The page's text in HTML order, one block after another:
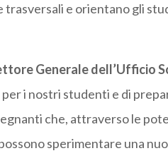
e orientano gli
Generale dell’Ufficio
i nostri studenti e di
che, attraverso le
sperimentare una